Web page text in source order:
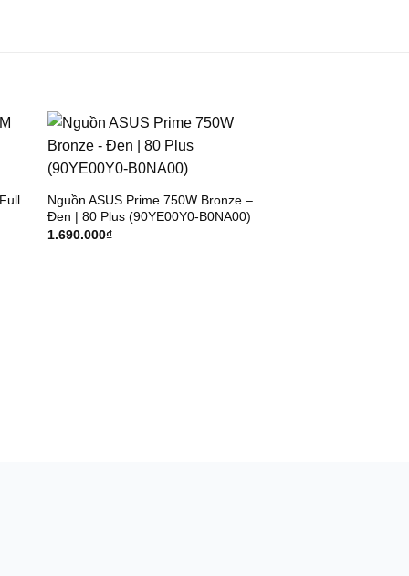
Nguồn ASUS Prime 750W Bronze –
Đen | 80 Plus (90YE00Y0-B0NA00)
1.690.000₫